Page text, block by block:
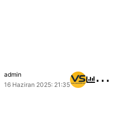
admin
16 Haziran 2025: 21:35
⋯